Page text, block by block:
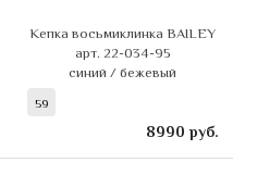
Кепка восьмиклинка BAILEY
арт. 22-034-95
синий / бежевый
59
8990 руб.